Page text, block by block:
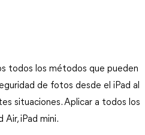
todos los métodos que pueden
de fotos desde el iPad al
situaciones. Aplicar a todos los
Air, iPad mini.